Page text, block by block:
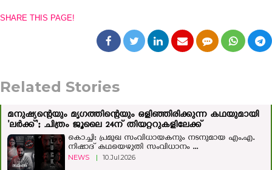
SHARE THIS PAGE!
Related Stories
മനുഷ്യന്റെയും മൃഗത്തിന്റെയും ഒളിഞ്ഞിരിക്കുന്ന കഥയുമായി
'ലർക്ക്'; ചിത്രം ജൂലൈ 24ന് തിയറ്ററുകളിലേക്ക്
കൊച്ചി: പ്രമുഖ സംവിധായകനും നടനുമായ എം.എ.
നിഷാദ് കഥയെഴുതി സംവിധാനം ...
NEWS | 10.Jul.2026